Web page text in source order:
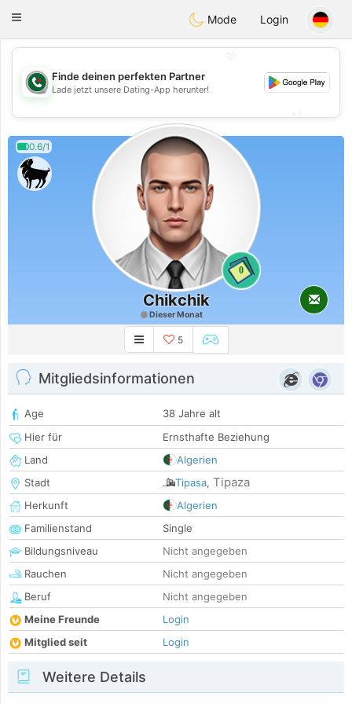
Weshrak
Toggle
Mode Login
💖
💕
Finde deinen perfekten Partner
Lade jetzt unsere Dating-App herunter!
0.6/1
0
Chikchik
Dieser Monat
5
Mitgliedsinformationen
Age
38 Jahre alt
Hier für
Ernsthafte Beziehung
Land
Algerien
Stadt
Tipasa, Tipaza
Herkunft
Algerien
Familienstand
Single
Bildungsniveau
Nicht angegeben
Rauchen
Nicht angegeben
Beruf
Nicht angegeben
Meine Freunde
Login
Mitglied seit
Login
Weitere Details